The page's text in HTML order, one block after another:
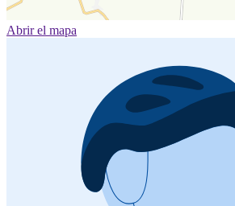
Abrir el mapa